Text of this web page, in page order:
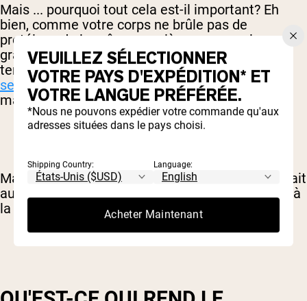
Mais ... pourquoi tout cela est-il important? Eh
bien, comme votre corps ne brûle pas de
protéines de la même manière que avec les
graisses et les glucides, les protéines ont
tendance à vous donnerplus de plus grands
sentiments de plénitudeque les autres
macronutriments.
Manger des glucides, en comparaison, peut en fait
augmenter votre faim car votre corps est laissé à
la recherche de plus de cette énergie rapide.
VEUILLEZ SÉLECTIONNER
VOTRE PAYS D'EXPÉDITION* ET
VOTRE LANGUE PRÉFÉRÉE.
*Nous ne pouvons expédier votre commande qu'aux
adresses situées dans le pays choisi.
Shipping Country: Language:
Acheter Maintenant